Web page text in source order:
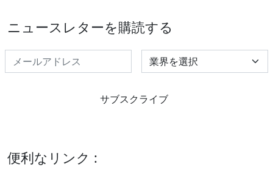
ニュースレターを購読する
Select Industry
サブスクライブ
便利なリンク :